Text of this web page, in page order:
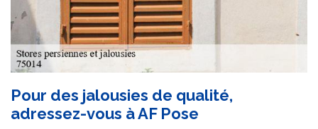
Pour des jalousies de qualité,
adressez-vous à AF Pose